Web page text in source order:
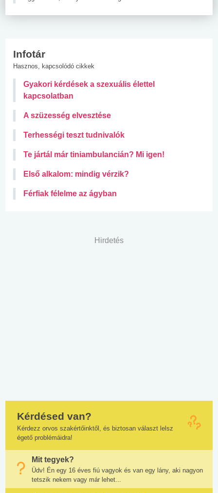
Infotár
Hasznos, kapcsolódó cikkek
Gyakori kérdések a szexuális élettel
kapcsolatban
A szüzesség elvesztése
Terhességi teszt tudnivalók
Te jártál már tiniambulancián? Mi igen!
Első alkalom: mindig vérzik?
Férfiak félelme az ágyban
Hirdetés
Kérdésed van?
Kérdezz orvos szakértőinktől, és biztosan választ lelsz
égető problémáidra!
Mit tegyek?
Üdv! Én egy 16 éves fiú vagyok és van egy lány, aki nagyon
tetszik nekem vagy már lehet...